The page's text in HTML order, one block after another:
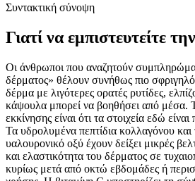
Συντακτική σύνοψη
Γιατί να εμπιστευτείτε
Οι άνθρωποι που αναζητούν
δέρματος» θέλουν συνήθως πιο
δέρμα με λιγότερες ορατές ρυτίδες,
κάψουλα μπορεί να βοηθήσει από μέσα.
εκκίνησης είναι ότι τα στοιχεία εδώ
Τα υδρολυμένα πεπτίδια κολλαγόνου
υαλουρονικό οξύ έχουν δείξει μικρές
και ελαστικότητα του δέρματος σε
κυρίως μετά από οκτώ εβδομάδες ή